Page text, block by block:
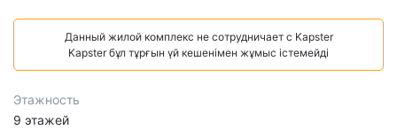
Данный жилой комплекс не сотрудничает с Kapster
Kapster бұл тұрғын үй кешенімен жұмыс істемейді
Этажность
9 этажей